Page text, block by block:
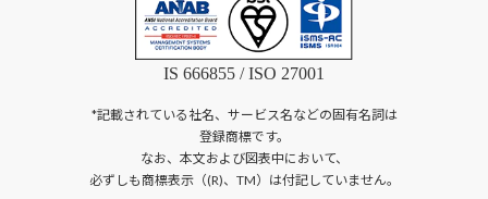
IS 666855 / ISO 27001
*記載されている社名、サービス名などの固有名詞は
登録商標です。
なお、本文および図表中において、
必ずしも商標表示（(R)、TM）は付記していません。